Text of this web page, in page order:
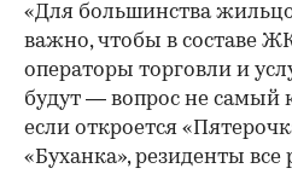
«Для большинства
важно, чтобы в составе
операторы торговли и
будут — вопрос не самый
если откроется
«Буханка», резиденты все